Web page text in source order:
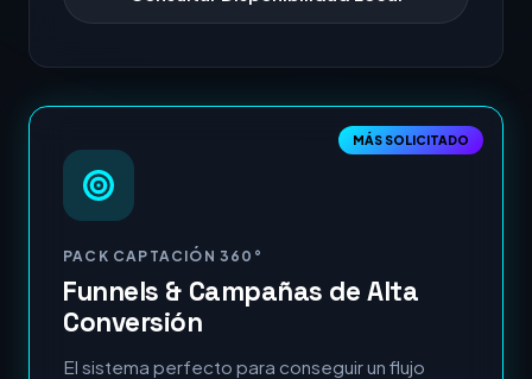
MÁS SOLICITADO
PACK CAPTACIÓN 360°
Funnels & Campañas de Alta
Conversión
El sistema perfecto para conseguir un flujo